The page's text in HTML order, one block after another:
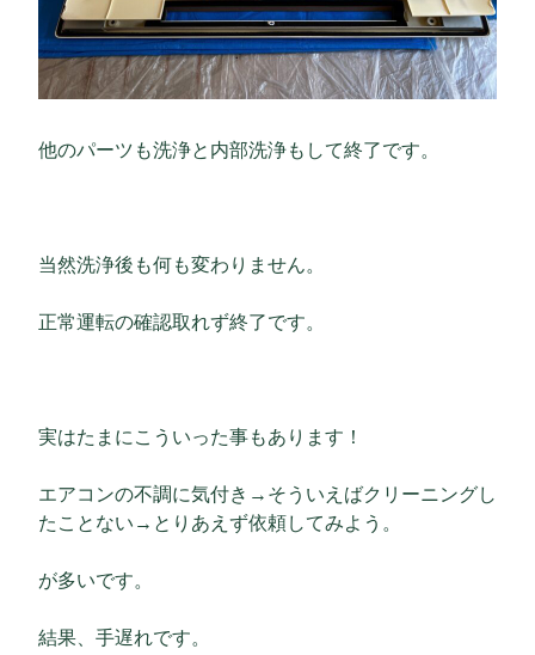
他のパーツも洗浄と内部洗浄もして終了です。
当然洗浄後も何も変わりません。
正常運転の確認取れず終了です。
実はたまにこういった事もあります！
エアコンの不調に気付き→そういえばクリーニングし
たことない→とりあえず依頼してみよう。
が多いです。
結果、手遅れです。